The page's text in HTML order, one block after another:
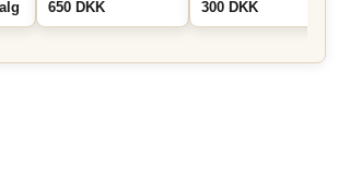
650 DKK 300 DKK